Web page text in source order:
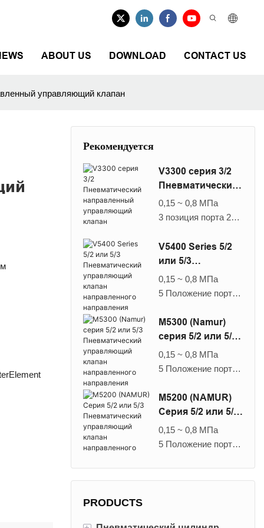
ABOUT US DOWNLOAD CONTACT US
управляющий клапан
Рекомендуется
V3300 серия 3/2
Пневматический
направленный
управляющий
0,15 ~ 0,8 МПа
3 позиция порта 2
фильтрованный
элемент фильтра 40
мкм
Внутренний пилот
V5400 Series 5/2
или 5/3
Пневматический
управляющий
направленного
направления
0,15 ~ 0,8 МПа
5 Положение порта
порта 3
Воздушный
фильтрованный
элемент фильтра 40
Внутренний пилот
G1/2
M5300 (Namur)
серия 5/2 или 5/3
Пневматический
управляющий
направленного
направления
0,15 ~ 0,8 МПа
5 Положение порта
порта 3
Воздушный
фильтрованный
элемент фильтра 40
Внутренний пилот
G1/2
M5200 (NAMUR)
Серия 5/2 или 5/3
Пневматический
управляющий
направленного
направления
0,15 ~ 0,8 МПа
5 Положение порта
PRODUCTS